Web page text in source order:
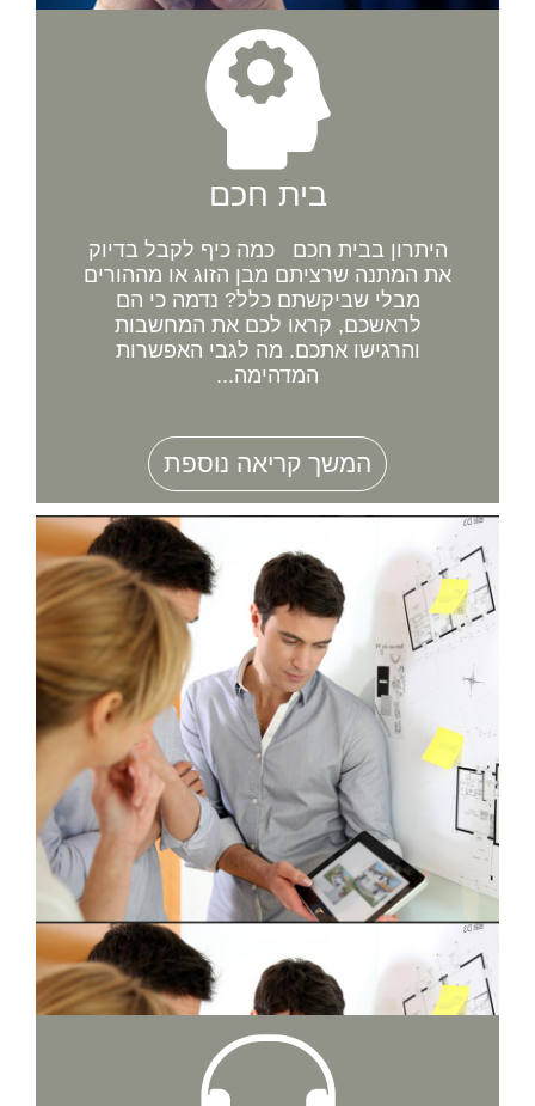
בית חכם
היתרון בבית חכם כמה כיף לקבל בדיוק
את המתנה שרציתם מבן הזוג או מההורים
מבלי שביקשתם כלל? נדמה כי הם
לראשכם, קראו לכם את המחשבות
והרגישו אתכם. מה לגבי האפשרות
המדהימה...
המשך קריאה נוספת